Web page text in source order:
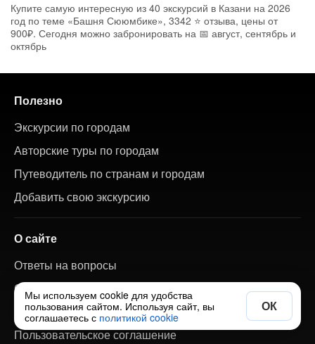
Купите самую интересную из 40 экскурсий в Казани на 2026
год по теме «Башня Сююмбике», 3342 ⭐ отзыва, цены от
900₽. Сегодня можно забронировать на 📅 август, сентябрь и
октябрь
Полезно
Экскурсии по городам
Авторские туры по городам
Путеводитель по странам и городам
Добавить свою экскурсию
О сайте
Ответы на вопросы
О нас
Вакансии
Пользовательское соглашение
Мы используем cookie для удобства
пользования сайтом. Используя сайт, вы
соглашаетесь с политикой cookie
ОК